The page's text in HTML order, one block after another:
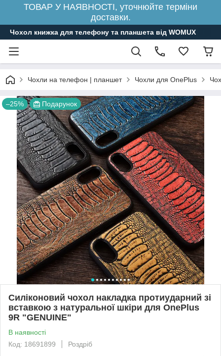
ТОВАР У НАЯВНОСТІ, уточнюйте терміни
доставки.
Чохол книжка для телефону та планшета від WOMUX
Чохли на телефон | планшет Чохли для OnePlus
–25% Подарунок
Силіконовий чохол накладка протиударний зі
вставкою з натуральної шкіри для OnePlus
9R "GENUINE"
В наявності
Код: 18691899
Роздріб